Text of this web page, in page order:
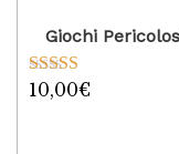
Giochi
Valutato
10,00€